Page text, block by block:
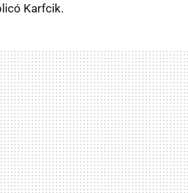
Karfcik.